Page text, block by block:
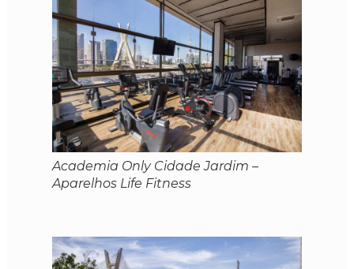
Academia Only Cidade Jardim –
Aparelhos Life Fitness